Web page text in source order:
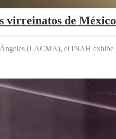
virreinatos de
(LACMA), el INAH exhibe